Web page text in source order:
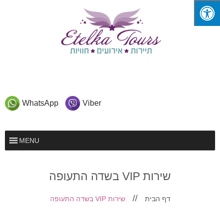
Viber
WhatsApp
MENU
שירות VIP בשדה התעופה
דף הבית שירות VIP בשדה התעופה